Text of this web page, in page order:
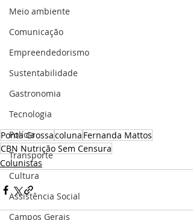
Meio ambiente
Comunicação
Empreendedorismo
Sustentabilidade
Gastronomia
Tecnologia
Polícia
Transporte
Cultura
Assistência Social
Campos Gerais
Ponta Grossacoluna Fernanda Mattos
CBN Nutrição Sem Censura
Colunistas